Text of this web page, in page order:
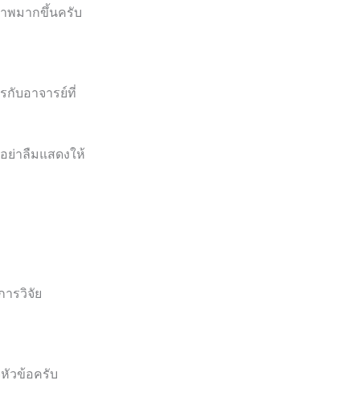
พมากขึ้นครับ
กับอาจารย์ที่
ย่าลืมแสดงให้
รวิจัย
วข้อครับ